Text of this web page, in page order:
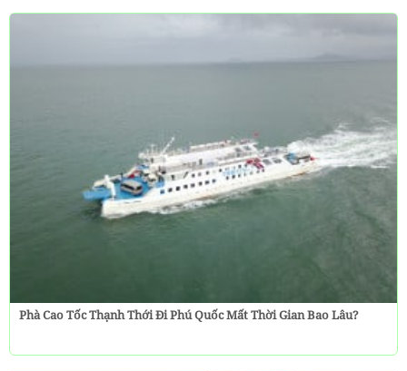
Phà Cao Tốc Thạnh Thới Đi Phú Quốc Mất Thời Gian Bao Lâu?